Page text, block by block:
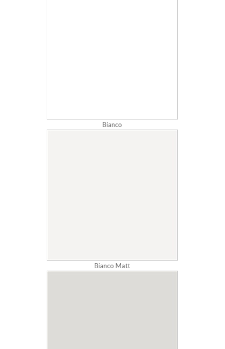
Bianco
Bianco Matt